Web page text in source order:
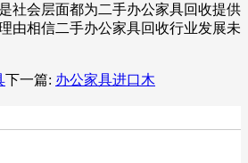
社会层面都为二手办公家具回收提供
由相信二手办公家具回收行业发展未
下一篇: 办公家具进口木